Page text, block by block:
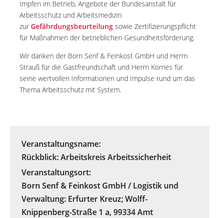
Impfen im Betrieb, Angebote der Bundesanstalt für
Arbeitsschutz und Arbeitsmedizin
zur Gefährdungsbeurteilung sowie Zertifizierungspflicht
für Maßnahmen der betrieblichen Gesundheitsförderung.
Wir danken der Born Senf & Feinkost GmbH und Herrn
Strauß für die Gastfreundschaft und Herrn Korries für
seine wertvollen Informationen und Impulse rund um das
Thema Arbeitsschutz mit System.
Veranstaltungsname:
Rückblick: Arbeitskreis Arbeitssicherheit
Veranstaltungsort:
Born Senf & Feinkost GmbH / Logistik und
Verwaltung: Erfurter Kreuz; Wolff-
Knippenberg-Straße 1 a, 99334 Amt